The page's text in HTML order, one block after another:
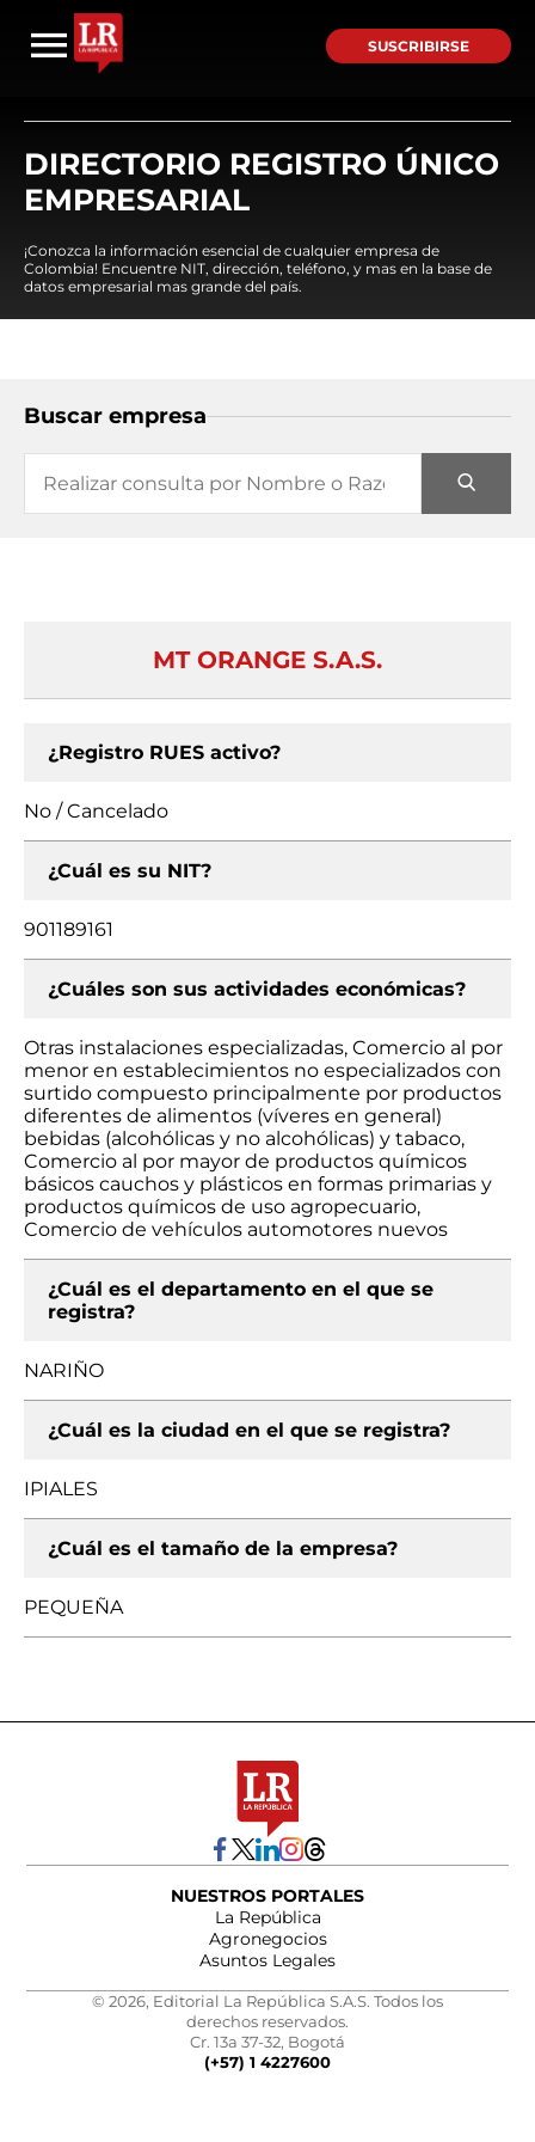
SUSCRIBIRSE
DIRECTORIO REGISTRO ÚNICO
EMPRESARIAL
¡Conozca la información esencial de cualquier empresa de
Colombia! Encuentre NIT, dirección, teléfono, y mas en la base de
datos empresarial mas grande del país.
Buscar empresa
MT ORANGE S.A.S.
¿Registro RUES activo?
No / Cancelado
¿Cuál es su NIT?
901189161
¿Cuáles son sus actividades económicas?
Otras instalaciones especializadas, Comercio al por
menor en establecimientos no especializados con
surtido compuesto principalmente por productos
diferentes de alimentos (víveres en general)
bebidas (alcohólicas y no alcohólicas) y tabaco,
Comercio al por mayor de productos químicos
básicos cauchos y plásticos en formas primarias y
productos químicos de uso agropecuario,
Comercio de vehículos automotores nuevos
¿Cuál es el departamento en el que se
registra?
NARIÑO
¿Cuál es la ciudad en el que se registra?
IPIALES
¿Cuál es el tamaño de la empresa?
PEQUEÑA
NUESTROS PORTALES
La República
Agronegocios
Asuntos Legales
© 2026, Editorial La República S.A.S. Todos los
derechos reservados.
Cr. 13a 37-32, Bogotá
(+57) 1 4227600